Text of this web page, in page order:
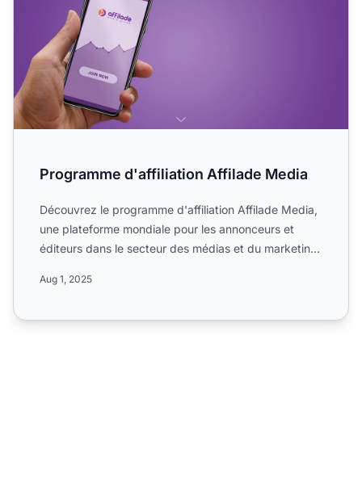
Programme d'affiliation Affilade Media
Découvrez le programme d'affiliation Affilade Media,
une plateforme mondiale pour les annonceurs et
éditeurs dans le secteur des médias et du marketing.
Aug 1, 2025